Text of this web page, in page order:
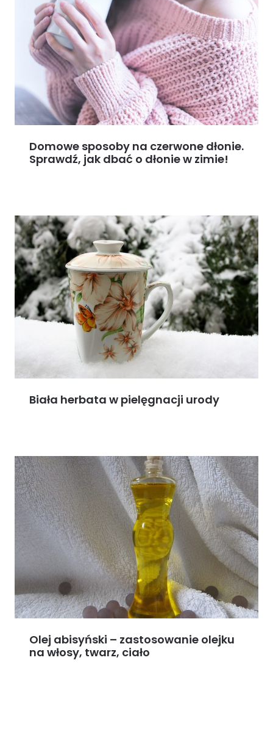
Domowe sposoby na czerwone dłonie.
Sprawdź, jak dbać o dłonie w zimie!
Biała herbata w pielęgnacji urody
Olej abisyński – zastosowanie olejku
na włosy, twarz, ciało